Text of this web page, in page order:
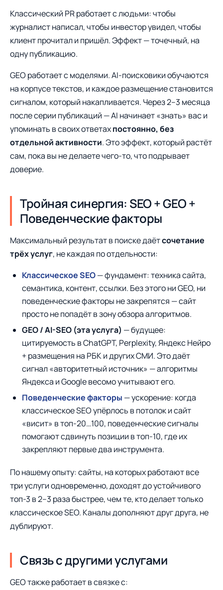
Классический PR работает с людьми: чтобы
журналист написал, чтобы инвестор увидел, чтобы
клиент прочитал и пришёл. Эффект — точечный, на
одну публикацию.
GEO работает с моделями. AI-поисковики обучаются
на корпусе текстов, и каждое размещение становится
сигналом, который накапливается. Через 2–3 месяца
после серии публикаций — AI начинает «знать» вас и
упоминать в своих ответахпостоянно, без
отдельной активности. Это эффект, который растёт
сам, пока вы не делаете чего-то, что подрывает
доверие.
Тройная синергия: SEO + GEO +
Поведенческие факторы
Максимальный результат в поиске даётсочетание
трёх услуг, не каждая по отдельности:
Классическое SEO— фундамент: техника сайта,
семантика, контент, ссылки. Без этого ни GEO, ни
поведенческие факторы не закрепятся — сайт
просто не попадёт в зону обзора алгоритмов.
GEO / AI-SEO (эта услуга) — будущее:
цитируемость в ChatGPT, Perplexity, Яндекс Нейро
+ размещения на РБК и других СМИ. Это даёт
сигнал «авторитетный источник» — алгоритмы
Яндекса и Google весомо учитывают его.
Поведенческие факторы — ускорение: когда
классическое SEO упёрлось в потолок и сайт
«висит» в топ-20…100, поведенческие сигналы
помогают сдвинуть позиции в топ-10, где их
закрепляют первые два инструмента.
По нашему опыту: сайты, на которых работают все
три услуги одновременно, доходят до устойчивого
топ-3 в 2–3 раза быстрее, чем те, кто делает только
классическое SEO. Каналы дополняют друг друга, не
дублируют.
Связь с другими услугами
GEO также работает в связке с: